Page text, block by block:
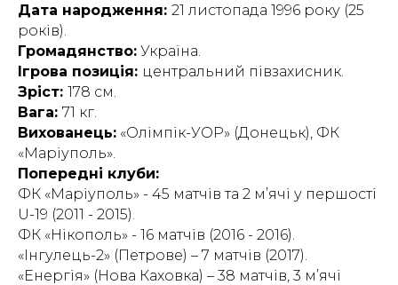
Дата народження: 21 листопада 1996 року (25
років).
Громадянство: Україна.
Ігрова позиція: центральний півзахисник.
Зріст: 178 см.
Вага: 71 кг.
Вихованець: «Олімпік-УОР» (Донецьк), ФК
«Маріуполь».
Попередні клуби:
ФК «Маріуполь» - 45 матчів та 2 м’ячі у першості
U-19 (2011 - 2015).
ФК «Нікополь» - 16 матчів (2016 - 2016).
«Інгулець-2» (Петрове) – 7 матчів (2017).
«Енергія» (Нова Каховка) – 38 матчів, 3 м’ячі